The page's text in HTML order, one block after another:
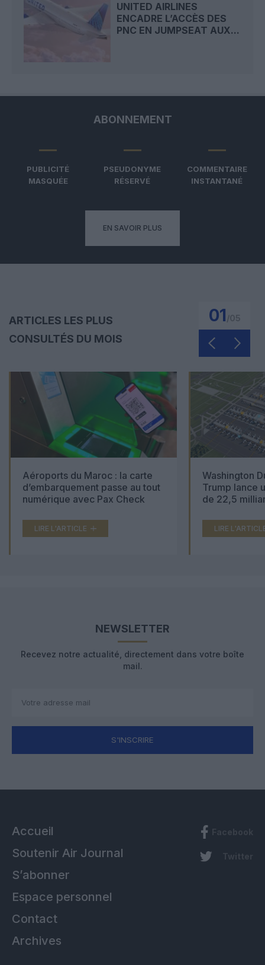
UNITED AIRLINES
ENCADRE L’ACCÈS DES
PNC EN JUMPSEAT AUX...
ABONNEMENT
PUBLICITÉ
MASQUÉE
PSEUDONYME
RÉSERVÉ
COMMENTAIRE
INSTANTANÉ
EN SAVOIR PLUS
ARTICLES LES PLUS
CONSULTÉS DU MOIS
01
Aéroports du Maroc : la carte
d’embarquement passe au tout
numérique avec Pax Check
LIRE L'ARTICLE
Washington
Trump lance
de 22,5
LIRE
NEWSLETTER
Recevez notre actualité, directement dans votre boîte
mail.
S'INSCRIRE
Accueil
Soutenir Air Journal
S’abonner
Espace personnel
Contact
Archives